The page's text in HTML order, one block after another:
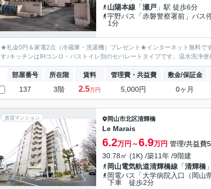
山陽本線 「瀬戸 」駅 徒歩6分
宇野バス「赤磐警察署前」バ
1分
★礼金0円＆家電2点（冷蔵庫・洗濯機）プレゼント★インターネット無料で
す♪キッチンはIHコンロ・バストイレ別のセパレートタイプです。温水洗浄便
部屋番号 所在階 賃料 管理費・共益費 敷金/保証金
137 3階 2.5万円 5,000円 0ヶ月
賃貸マンション 岡山市北区清輝橋
Le Marais
6.2万円～6.9万円 管理/共益費
30.78㎡ (1K) /築11年 /9階建
岡山電気軌道清輝橋線 「清輝橋
岡電バス「大学病院入口（岡山
下車 徒歩2分